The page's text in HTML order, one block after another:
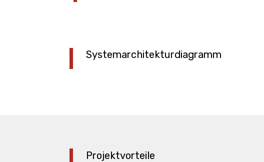
Systemarchitekturdiagramm
Projektvorteile